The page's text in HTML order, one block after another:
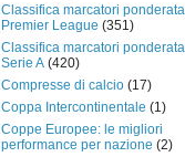
Classifica marcatori ponderata
Premier League (351)
Classifica marcatori ponderata
Serie A (420)
Compresse di calcio (17)
Coppa Intercontinentale (1)
Coppe Europee: le migliori
performance per nazione (2)